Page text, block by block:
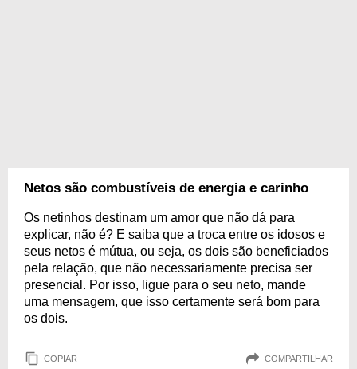
Netos são combustíveis de energia e carinho
Os netinhos destinam um amor que não dá para
explicar, não é? E saiba que a troca entre os idosos e
seus netos é mútua, ou seja, os dois são beneficiados
pela relação, que não necessariamente precisa ser
presencial. Por isso, ligue para o seu neto, mande
uma mensagem, que isso certamente será bom para
os dois.
COPIAR COMPARTILHAR